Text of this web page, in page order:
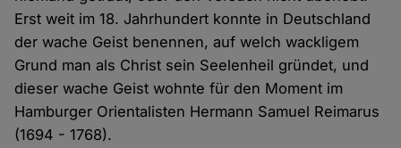
Erst weit im 18. Jahrhundert konnte in Deutschland
der wache Geist benennen, auf welch wackligem
Grund man als Christ sein Seelenheil gründet, und
dieser wache Geist wohnte für den Moment im
Hamburger Orientalisten Hermann Samuel Reimarus
(1694 - 1768).